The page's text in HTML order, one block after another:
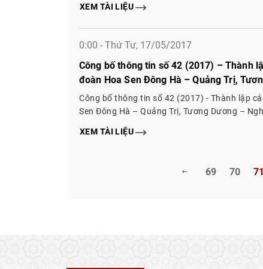
XEM TÀI LIỆU
0:00 - Thứ Tư, 17/05/2017
Công bố thông tin số 42 (2017) – Thành
đoàn Hoa Sen Đông Hà – Quảng Trị,
Nguyên, Ân Thi – Hưng Yên, Vụ Bản –
Công bố thông tin số 42 (2017) - Thành lập
Sen Đông Hà – Quảng Trị, Tương Dương –
Hưng Yên, Vụ Bản – Nam Định, Yên Lập – Phú
XEM TÀI LIỆU
69 70 71